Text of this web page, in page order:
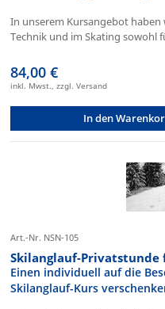
In unserem Kursangebot haben
Technik und im Skating sowohl
84,00 €
inkl. Mwst., zzgl. Versand
In den
Art.-Nr. NSN-105
Skilanglauf-Privatstunde
Einen individuell auf die
Skilanglauf-Kurs